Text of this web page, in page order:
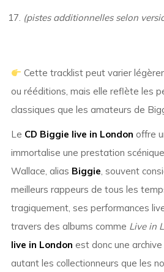
(pistes additionnelles selon
Cette tracklist peut varier
ou rééditions, mais elle reflète les
classiques que les amateurs de
Le CD Biggie live in London offre
immortalise une prestation
Wallace, alias Biggie, souvent
meilleurs rappeurs de tous les
tragiquement, ses performances
travers des albums comme Live in
live in London est donc une
autant les collectionneurs que les